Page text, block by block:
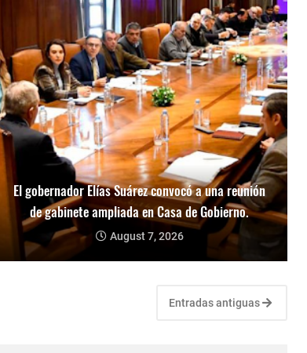
El gobernador Elías Suárez convocó a una reunión
de gabinete ampliada en Casa de Gobierno.
August 7, 2026
Entradas antiguas